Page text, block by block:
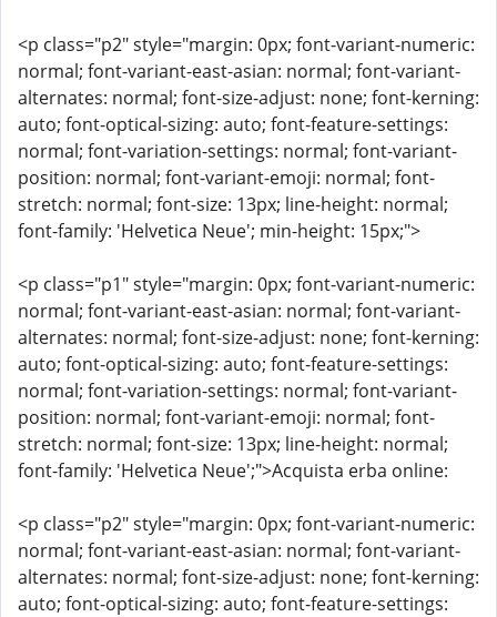
<p class="p2" style="margin: 0px; font-variant-numeric:
normal; font-variant-east-asian: normal; font-variant-
alternates: normal; font-size-adjust: none; font-kerning:
auto; font-optical-sizing: auto; font-feature-settings:
normal; font-variation-settings: normal; font-variant-
position: normal; font-variant-emoji: normal; font-
stretch: normal; font-size: 13px; line-height: normal;
font-family: 'Helvetica Neue'; min-height: 15px;">
<p class="p1" style="margin: 0px; font-variant-numeric:
normal; font-variant-east-asian: normal; font-variant-
alternates: normal; font-size-adjust: none; font-kerning:
auto; font-optical-sizing: auto; font-feature-settings:
normal; font-variation-settings: normal; font-variant-
position: normal; font-variant-emoji: normal; font-
stretch: normal; font-size: 13px; line-height: normal;
font-family: 'Helvetica Neue';">Acquista erba online:
<p class="p2" style="margin: 0px; font-variant-numeric:
normal; font-variant-east-asian: normal; font-variant-
alternates: normal; font-size-adjust: none; font-kerning:
auto; font-optical-sizing: auto; font-feature-settings: